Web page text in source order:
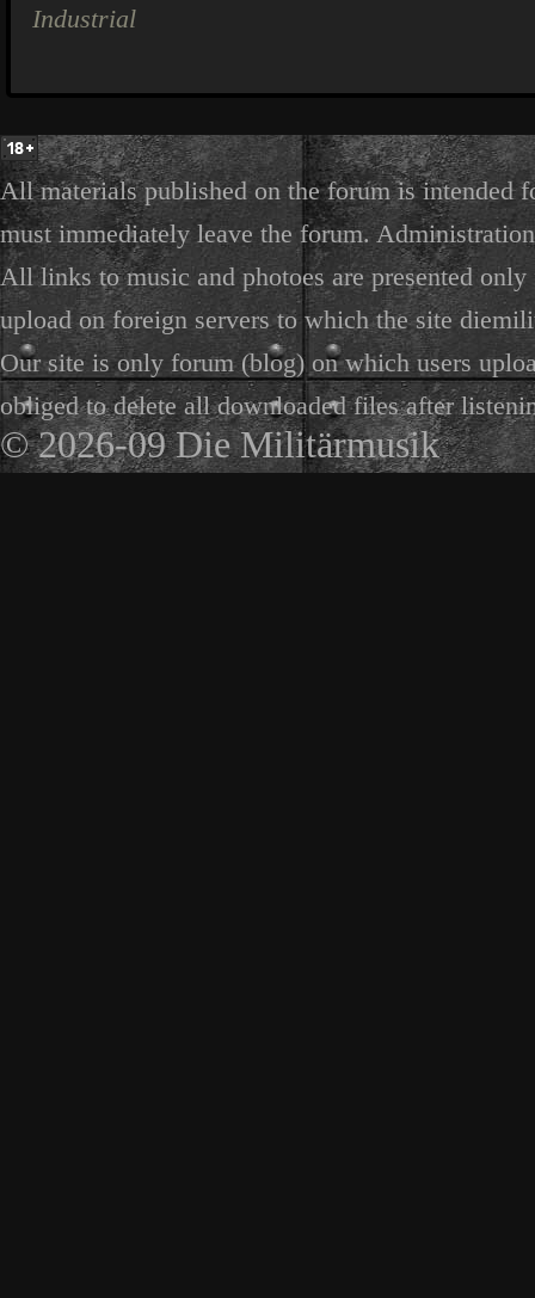
Industrial
All materials published on the forum is intended
must immediately leave the forum.
All links to music and photoes are presented
upload on foreign servers to which the site
Our site is only forum (blog) on which users
obliged to delete all downloaded files after
© 2026-09 Die Militärmusik